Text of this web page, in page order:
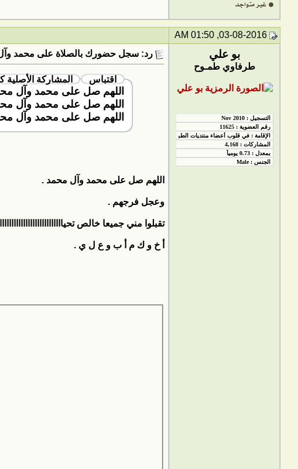
بو علي
طرفاوي طمـوح
رد: سجل حضورك بالصلاة على محمد
اقتباس المشاركة
اللهم صل على محمد وآل
اللهم صل على محمد وآل
اللهم صل على محمد وآل
اللهم صل على محمد وآل محمد .
وعجل فرجهم .
تقبلوا مني جميعا خالص
أ خ و ك م أ ب و ع ل ي .